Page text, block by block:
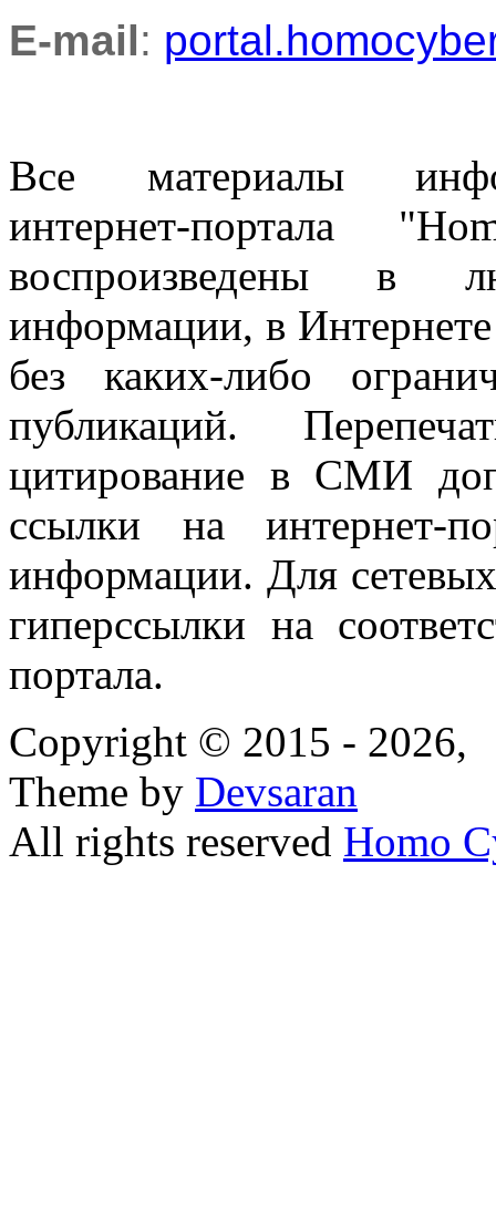
E-mail:
Все материалы
интернет-портала
воспроизведены в
информации, в
без каких-либо
публикаций.
цитирование в СМИ
ссылки на интернет-
информации. Для
гиперссылки на
портала.
Copyright © 2015 - 2026,
Theme by Devsaran
All rights reserved Homo